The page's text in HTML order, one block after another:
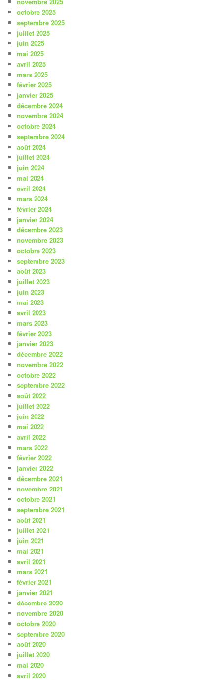
novembre 2025
octobre 2025
septembre 2025
juillet 2025
juin 2025
mai 2025
avril 2025
mars 2025
février 2025
janvier 2025
décembre 2024
novembre 2024
octobre 2024
septembre 2024
août 2024
juillet 2024
juin 2024
mai 2024
avril 2024
mars 2024
février 2024
janvier 2024
décembre 2023
novembre 2023
octobre 2023
septembre 2023
août 2023
juillet 2023
juin 2023
mai 2023
avril 2023
mars 2023
février 2023
janvier 2023
décembre 2022
novembre 2022
octobre 2022
septembre 2022
août 2022
juillet 2022
juin 2022
mai 2022
avril 2022
mars 2022
février 2022
janvier 2022
décembre 2021
novembre 2021
octobre 2021
septembre 2021
août 2021
juillet 2021
juin 2021
mai 2021
avril 2021
mars 2021
février 2021
janvier 2021
décembre 2020
novembre 2020
octobre 2020
septembre 2020
août 2020
juillet 2020
mai 2020
avril 2020